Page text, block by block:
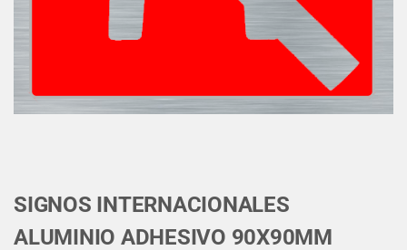
SIGNOS INTERNACIONALES
ALUMINIO ADHESIVO 90X90MM